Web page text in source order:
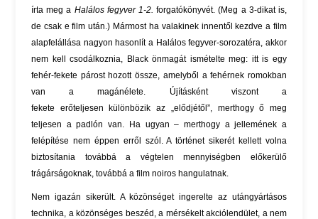
írta meg a Halálos fegyver 1-2. forgatókönyvét. (Meg a 3-dikat is,
de csak e film után.) Mármost ha valakinek innentől kezdve a film
alapfelállása nagyon hasonlít a Halálos fegyver-sorozatéra, akkor
nem kell csodálkoznia, Black önmagát ismételte meg: itt is egy
fehér-fekete párost hozott össze, amelyből a fehérnek romokban
van a magánélete. Újításként viszont a
fekete erőteljesen különbözik az „elődjétől”, merthogy ő meg
teljesen a padlón van. Ha ugyan – merthogy a jellemének a
felépítése nem éppen erről szól. A történet sikerét kellett volna
biztosítania továbbá a végtelen mennyiségben előkerülő
trágárságoknak, továbbá a film noiros hangulatnak.
Nem igazán sikerült. A közönséget ingerelte az utángyártásos
technika, a közönséges beszéd, a mérsékelt akciólendület, a nem